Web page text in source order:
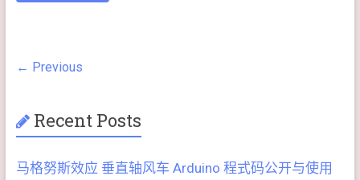
← Previous
Recent Posts
马格努斯效应 垂直轴风车 Arduino 程式码公开与使用